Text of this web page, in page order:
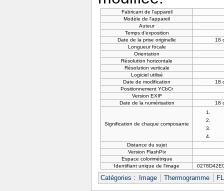
Fabricant de l'appareil
Modèle de l'appareil
Auteur
Temps d'exposition
Date de la prise originelle
18
Longueur focale
Orientation
Résolution horizontale
Résolution verticale
Logiciel utilisé
Date de modification
18
Positionnement YCbCr
Version EXIF
Date de la numérisation
18
Signification de chaque composante
Distance du sujet
Version FlashPix
Espace colorimétrique
Identifiant unique de l'image
Catégories : Image Thermogramme